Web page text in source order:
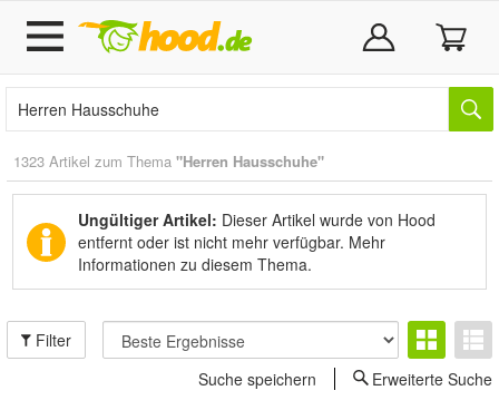
1323 Artikel zum Thema "Herren Hausschuhe"
Ungültiger Artikel: Dieser Artikel wurde von Hood
entfernt oder ist nicht mehr verfügbar. Mehr
Informationen zu diesem Thema.
Filter
Suche speichern
Erweiterte Suche